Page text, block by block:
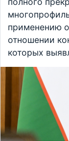
применению
отношении
которых